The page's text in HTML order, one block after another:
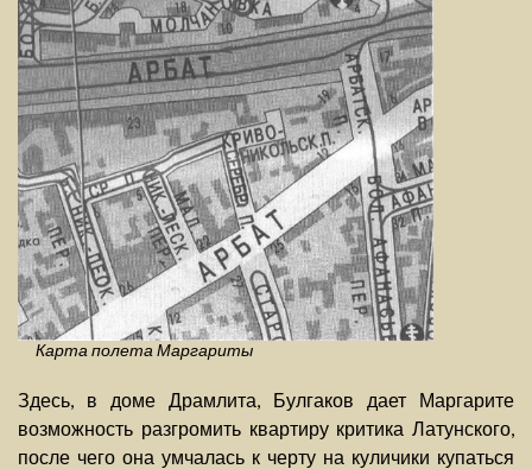
Карта полета Маргариты
Здесь, в доме Драмлита, Булгаков дает Маргарите
возможность разгромить квартиру критика Латунского,
после чего она умчалась к черту на куличики купаться